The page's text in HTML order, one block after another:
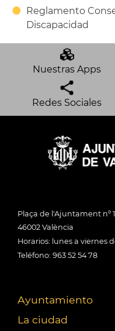
Reglamento
Discapacidad
Nuestras Apps
Redes Sociales
Plaça de l'Ajuntament nº 1
46002 València
Horarios: lunes a viernes
Teléfono: 963 52 54 78
Ayuntamiento
La ciudad